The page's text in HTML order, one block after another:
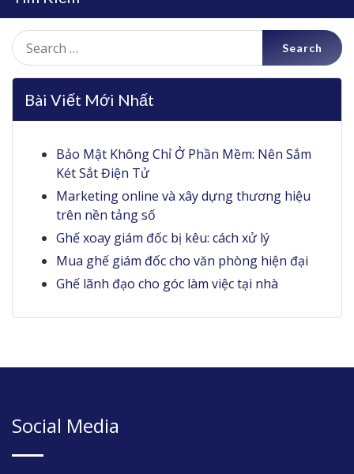
Search
for:
Bài Viết Mới Nhất
Bảo Mật Không Chỉ Ở Phần Mềm: Nên Sắm
Két Sắt Điện Tử
Marketing online và xây dựng thương hiệu
trên nền tảng số
Ghế xoay giám đốc bị kêu: cách xử lý
Mua ghế giám đốc cho văn phòng hiện đại
Ghế lãnh đạo cho góc làm việc tại nhà
Social Media